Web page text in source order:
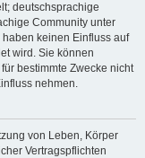
deutschsprachige
Community unter
keinen Einfluss auf
wird. Sie können
bestimmte Zwecke nicht
nehmen.
von Leben, Körper
Vertragspflichten